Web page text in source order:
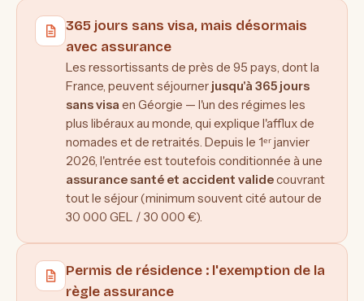
365 jours sans visa, mais désormais
avec assurance
Les ressortissants de près de 95 pays, dont la
France, peuvent séjourner jusqu'à 365 jours
sans visa en Géorgie — l'un des régimes les
plus libéraux au monde, qui explique l'afflux de
nomades et de retraités. Depuis le 1ᵉʳ janvier
2026, l'entrée est toutefois conditionnée à une
assurance santé et accident validecouvrant
tout le séjour (minimum souvent cité autour de
30 000 GEL / 30 000 €).
Permis de résidence : l'exemption de la
règle assurance